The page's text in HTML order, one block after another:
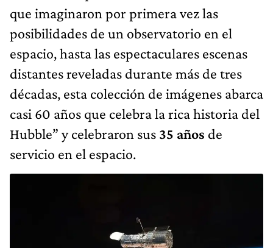
que imaginaron por primera vez las
posibilidades de un observatorio en el
espacio, hasta las espectaculares escenas
distantes reveladas durante más de tres
décadas, esta colección de imágenes abarca
casi 60 años que celebra la rica historia del
Hubble” y celebraron sus 35 años de
servicio en el espacio.